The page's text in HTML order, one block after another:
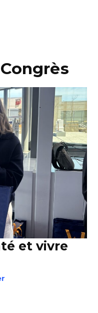
et vivre